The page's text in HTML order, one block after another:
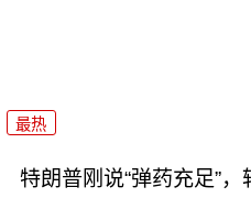
最热
特朗普刚说“弹药充足”